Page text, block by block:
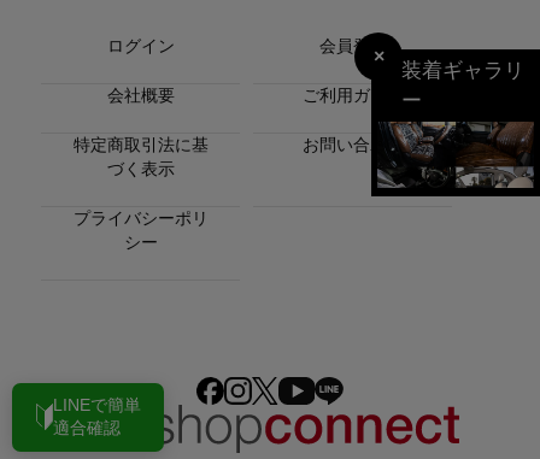
×
装着ギャラリ
ー
ログイン 会員登録
会社概要 ご利用ガイド
特定商取引法に基
づく表示
お問い合わせ
プライバシーポリ
シー
LINEで簡単
適合確認